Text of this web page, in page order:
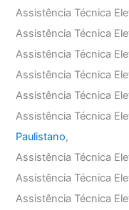
Assistência Técnica
Assistência Técnica
Assistência Técnica
Assistência Técnica
Assistência Técnica
Assistência Técnica
Paulistano,
Assistência Técnica
Assistência Técnica
Assistência Técnica